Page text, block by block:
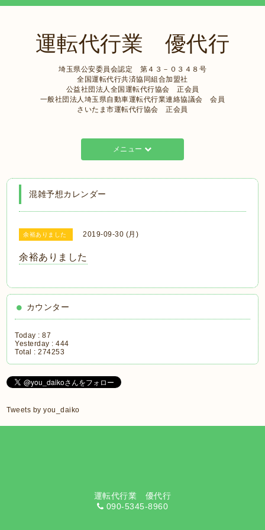
運転代行業 優代行
埼玉県公安委員会認定 第４３－０３４８号
全国運転代行共済協同組合加盟社
公益社団法人全国運転代行協会 正会員
一般社団法人埼玉県自動車運転代行業連絡協議会 会員
さいたま市運転代行協会 正会員
メニュー
混雑予想カレンダー
余裕ありました 2019-09-30 (月)
余裕ありました
カウンター
Today :87
Yesterday :444
Total :274253
Tweets by you_daiko
運転代行業 優代行
090-5345-8960